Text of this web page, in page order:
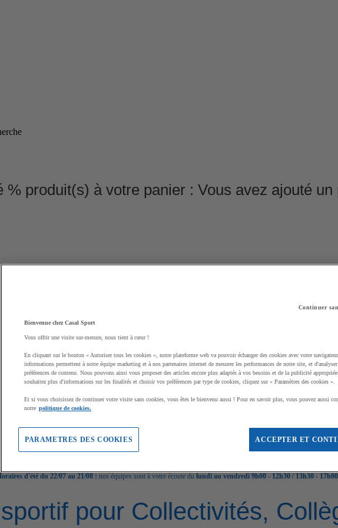
% produit(s) à votre panier : Vous avez ajouté
d'été du 22/07 au 21/08 : nos équipes sont à votre écoute du lundi au vendredi 9h00 - 12h30 / 13h30 - 17h00
pour Collectivités,
Continuer
Bienvenue chez Casal Sport
Vous offrir une visite sur-mesure, nous tient à cœur !
En cliquant sur le bouton « Autoriser tous les cookies », notre plateforme web va pouvoir échanger des cookies avec votre
informations permettent à notre équipe marketing et à nos partenaires internet de mesurer les performances de notre site, et
préférences de contenu. Nous pouvons ainsi vous proposer des articles encore plus adaptés à vos besoins et de la publicité
souhaitez plus d'informations sur les finalités et choisir vos préférences par type de cookies, cliquez sur « Paramètres des cookies ».
Et si vous choisissez de continuer votre visite sans cookies, vous êtes le bienvenu aussi ! Pour en savoir plus, vous pouvez aussi
notre politique de cookies.
ACCEPTER ET
PARAMETRES DES COOKIES